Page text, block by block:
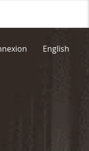
English